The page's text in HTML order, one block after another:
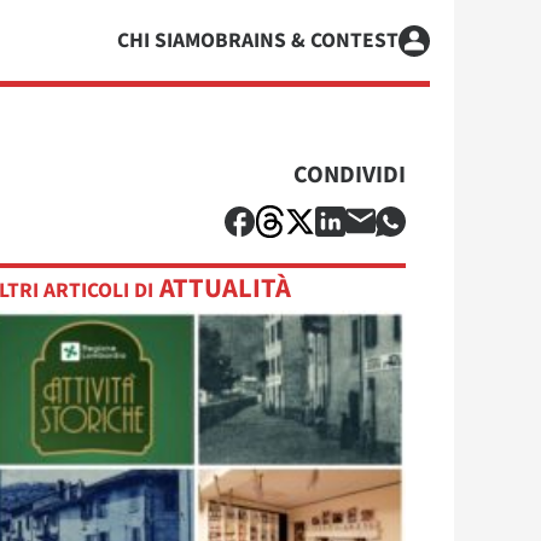
CHI SIAMOBRAINS & CONTEST
CONDIVIDI
ARTICOLI DI ATTUALITÀ